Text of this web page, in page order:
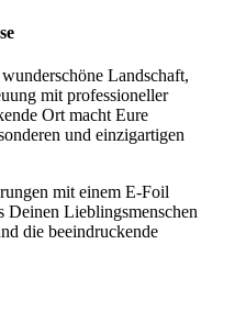
Landschaft,
mit professioneller
Ort macht Eure
und einzigartigen
mit einem E-Foil
Deinen Lieblingsmenschen
die beeindruckende